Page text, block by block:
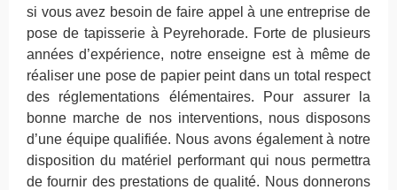
si vous avez besoin de faire appel à une entreprise de
pose de tapisserie à Peyrehorade. Forte de plusieurs
années d’expérience, notre enseigne est à même de
réaliser une pose de papier peint dans un total respect
des réglementations élémentaires. Pour assurer la
bonne marche de nos interventions, nous disposons
d’une équipe qualifiée. Nous avons également à notre
disposition du matériel performant qui nous permettra
de fournir des prestations de qualité. Nous donnerons